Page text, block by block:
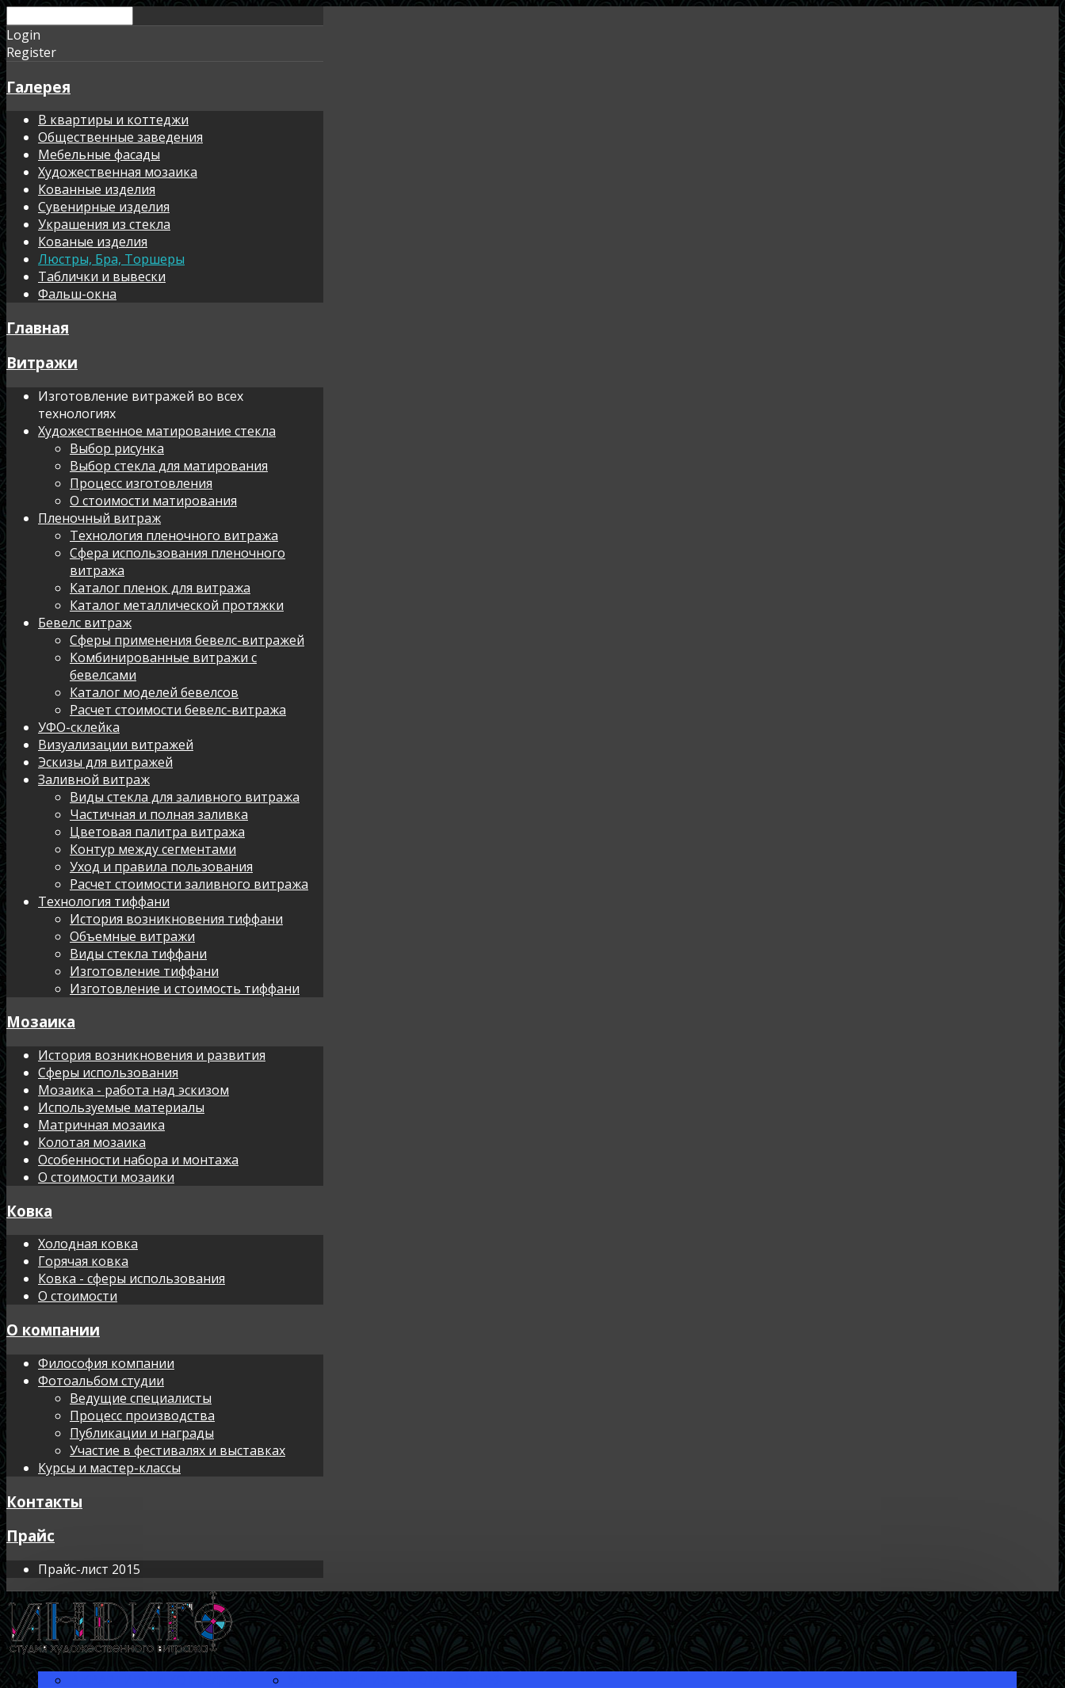
Login
Register
Галерея
В квартиры и коттеджи
Общественные заведения
Мебельные фасады
Художественная мозаика
Кованные изделия
Сувенирные изделия
Украшения из стекла
Кованые изделия
Люстры, Бра, Торшеры
Таблички и вывески
Фальш-окна
Главная
Витражи
Изготовление витражей во всех
технологиях
Художественное матирование стекла
Выбор рисунка
Выбор стекла для матирования
Процесс изготовления
О стоимости матирования
Пленочный витраж
Технология пленочного витража
Сфера использования пленочного
витража
Каталог пленок для витража
Каталог металлической протяжки
Бевелс витраж
Сферы применения бевелс-витражей
Комбинированные витражи с
бевелсами
Каталог моделей бевелсов
Расчет стоимости бевелс-витража
УФО-склейка
Визуализации витражей
Эскизы для витражей
Заливной витраж
Виды стекла для заливного витража
Частичная и полная заливка
Цветовая палитра витража
Контур между сегментами
Уход и правила пользования
Расчет стоимости заливного витража
Технология тиффани
История возникновения тиффани
Объемные витражи
Виды стекла тиффани
Изготовление тиффани
Изготовление и стоимость тиффани
Мозаика
История возникновения и развития
Сферы использования
Мозаика - работа над эскизом
Используемые материалы
Матричная мозаика
Колотая мозаика
Особенности набора и монтажа
О стоимости мозаики
Ковка
Холодная ковка
Горячая ковка
Ковка - сферы использования
О стоимости
О компании
Философия компании
Фотоальбом студии
Ведущие специалисты
Процесс производства
Публикации и награды
Участие в фестивалях и выставках
Курсы и мастер-классы
Контакты
Прайс
Прайс-лист 2015